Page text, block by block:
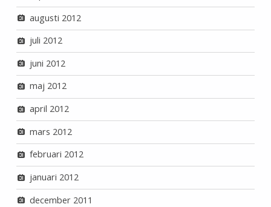
augusti 2012
juli 2012
juni 2012
maj 2012
april 2012
mars 2012
februari 2012
januari 2012
december 2011